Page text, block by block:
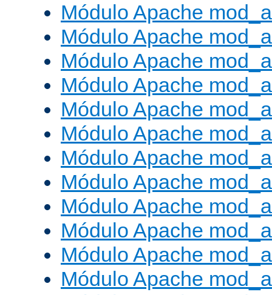
Módulo Apache
Módulo Apache
Módulo Apache
Módulo Apache
Módulo Apache
Módulo Apache
Módulo Apache
Módulo Apache
Módulo Apache
Módulo Apache
Módulo Apache
Módulo Apache